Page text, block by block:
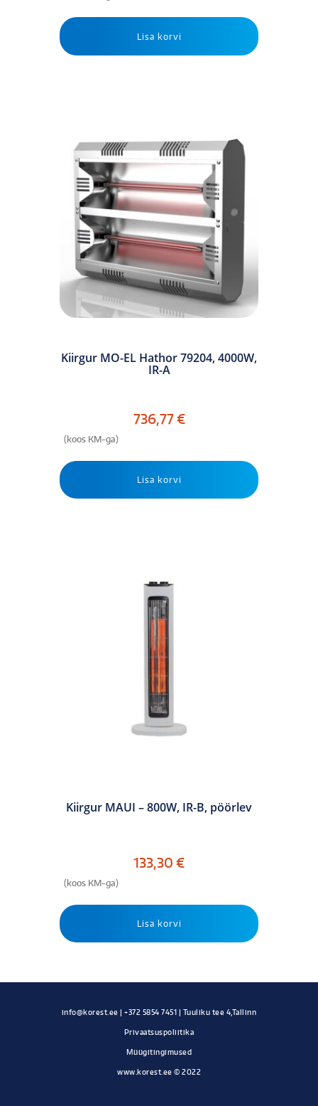
Lisa korvi
Kiirgur MO-EL Hathor 79204, 4000W,
IR-A
736,77€
(koos KM-ga)
Lisa korvi
Kiirgur MAUI – 800W, IR-B, pöörlev
133,30 €
(koos KM-ga)
Lisa korvi
Privaatsuspoliitika
Müügitingimused
www.korest.ee © 2022